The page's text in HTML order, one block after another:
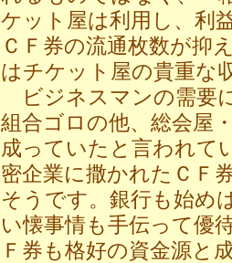
ケット屋は利用し、利
ＣＦ券の流通枚数が抑
はチケット屋の貴重な
ビジネスマンの需要
組合ゴロの他、総会屋
成っていたと言われて
密企業に撒かれたＣＦ
そうです。銀行も始め
い懐事情も手伝って優
Ｆ券も格好の資金源と